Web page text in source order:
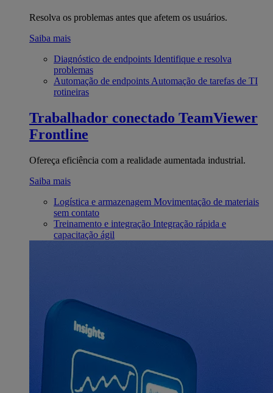
Resolva os problemas antes que afetem os usuários.
Saiba mais
Diagnóstico de endpoints Identifique e resolva
problemas
Automação de endpoints Automação de tarefas de TI
rotineiras
Trabalhador conectado TeamViewer
Frontline
Ofereça eficiência com a realidade aumentada industrial.
Saiba mais
Logística e armazenagem Movimentação de materiais
sem contato
Treinamento e integração Integração rápida e
capacitação ágil